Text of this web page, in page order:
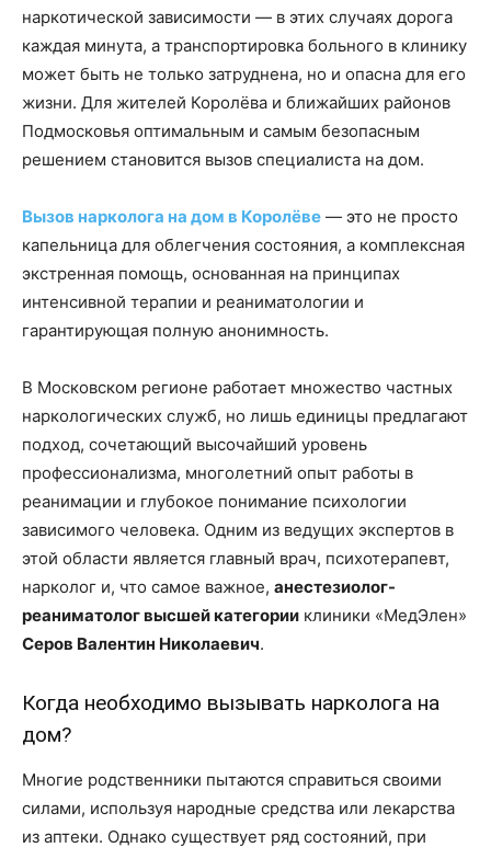
наркотической зависимости — в этих случаях дорога
каждая минута, а транспортировка больного в клинику
может быть не только затруднена, но и опасна для его
жизни. Для жителей Королёва и ближайших районов
Подмосковья оптимальным и самым безопасным
решением становится вызов специалиста на дом.
Вызов нарколога на дом в Королёве — это не просто
капельница для облегчения состояния, а комплексная
экстренная помощь, основанная на принципах
интенсивной терапии и реаниматологии и
гарантирующая полную анонимность.
В Московском регионе работает множество частных
наркологических служб, но лишь единицы предлагают
подход, сочетающий высочайший уровень
профессионализма, многолетний опыт работы в
реанимации и глубокое понимание психологии
зависимого человека. Одним из ведущих экспертов в
этой области является главный врач, психотерапевт,
нарколог и, что самое важное, анестезиолог-
реаниматолог высшей категории клиники «МедЭлен»
Серов Валентин Николаевич.
Когда необходимо вызывать нарколога на
дом?
Многие родственники пытаются справиться своими
силами, используя народные средства или лекарства
из аптеки. Однако существует ряд состояний, при